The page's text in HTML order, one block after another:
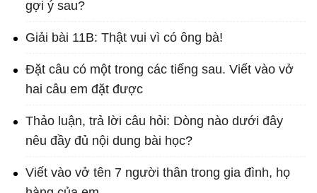
gợi ý sau?
Giải bài 11B: Thật vui vì có ông bà!
Đặt câu có một trong các tiếng sau. Viết vào vở
hai câu em đặt được
Thảo luận, trả lời câu hỏi: Dòng nào dưới đây
nêu đầy đủ nội dung bài học?
Viết vào vở tên 7 người thân trong gia đình, họ